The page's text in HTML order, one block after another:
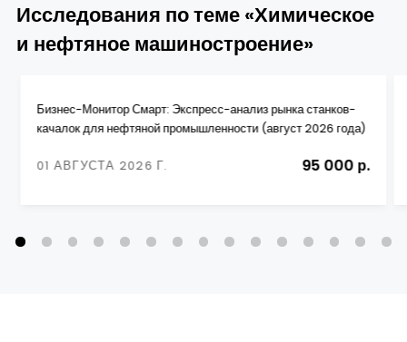
Исследования по теме «Химическое
и нефтяное машиностроение»
Бизнес-Монитор Смарт: Экспресс-анализ рынка станков-
качалок для нефтяной промышленности (август 2026 года)
01 АВГУСТА 2026 Г. 95 000 р.